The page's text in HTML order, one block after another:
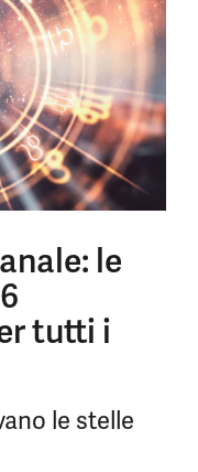
le
tutti i
le stelle